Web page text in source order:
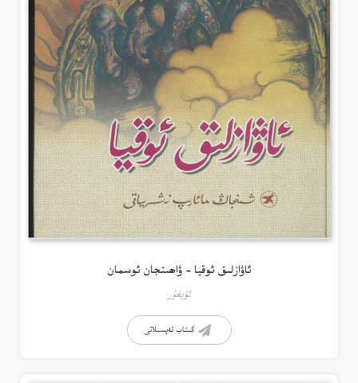
ئاۋازلىق ئوقيا – ۋاھىتجان ئوسمان
ئۇيغۇر
كىتاب تەپسىلاتى